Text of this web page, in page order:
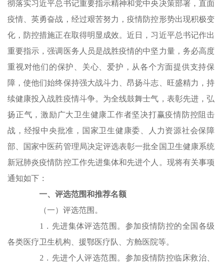
彻落实习近平总书记重要指示精神和党中央决策部署，直面
疫情、英勇奋战，经过艰苦努力，疫情防控形势出现积极变
化，防控措施正在取得明显成效。近日，习近平总书记作出
重要指示，强调医务人员是战胜疫情的中坚力量，务必高度
重视对他们的保护、关心、爱护，从各个方面提供支持保
障，使他们始终保持强大战斗力、昂扬斗志、旺盛精力，持
续健康投入战胜疫情斗争。为全线鼓舞士气，表彰先进，弘
扬正气，激励广大卫生健康工作者坚决打赢疫情防控阻击
战，经报中央批准，国家卫生健康委、人力资源社会保障
部、国家中医药管理局决定评选表彰一批全国卫生健康系统
新冠肺炎疫情防控工作先进集体和先进个人。现将有关事项
通知如下：
一、评选范围和推荐名额
（一）评选范围。
1．先进集体评选范围。参加疫情防控的全国各级
各类医疗卫生机构、援鄂医疗队、方舱医院等。
2．先进个人评选范围。参加疫情防控临床救治、